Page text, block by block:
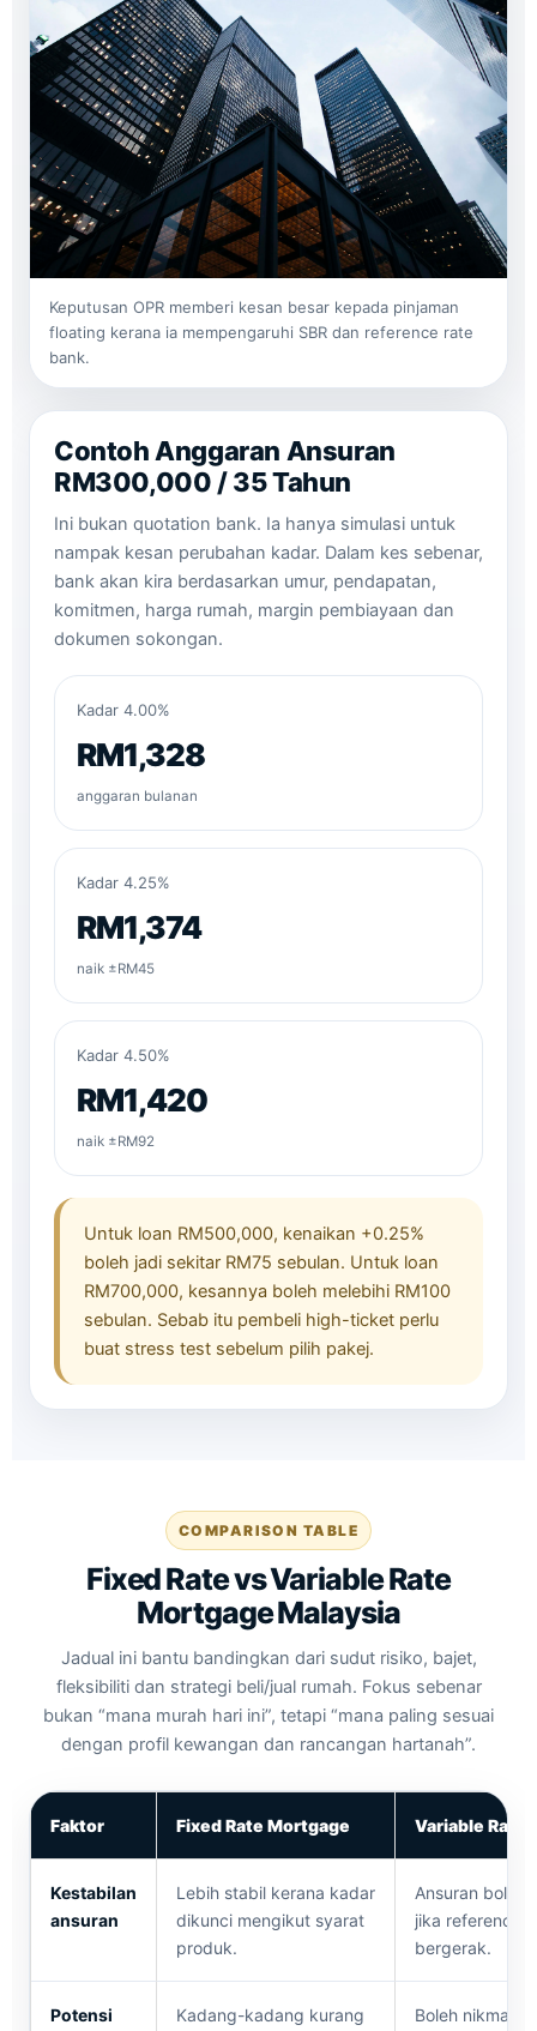
Keputusan OPR memberi kesan besar kepada pinjaman
floating kerana ia mempengaruhi SBR dan reference rate
bank.
Contoh Anggaran Ansuran
RM300,000 / 35 Tahun
Ini bukan quotation bank. Ia hanya simulasi untuk
nampak kesan perubahan kadar. Dalam kes sebenar,
bank akan kira berdasarkan umur, pendapatan,
komitmen, harga rumah, margin pembiayaan dan
dokumen sokongan.
Kadar 4.00%
RM1,328
anggaran bulanan
Kadar 4.25%
RM1,374
naik ±RM45
Kadar 4.50%
RM1,420
naik ±RM92
Untuk loan RM500,000, kenaikan +0.25%
boleh jadi sekitar RM75 sebulan. Untuk loan
RM700,000, kesannya boleh melebihi RM100
sebulan. Sebab itu pembeli high-ticket perlu
buat stress test sebelum pilih pakej.
COMPARISON TABLE
Fixed Rate vs Variable Rate
Mortgage Malaysia
Jadual ini bantu bandingkan dari sudut risiko, bajet,
fleksibiliti dan strategi beli/jual rumah. Fokus sebenar
bukan “mana murah hari ini”, tetapi “mana paling sesuai
dengan profil kewangan dan rancangan hartanah”.
Faktor Fixed Rate Mortgage Variable Rate
Kestabilan
ansuran
Lebih stabil kerana kadar
dikunci mengikut syarat
produk.
Ansuran boleh
jika reference
bergerak.
Potensi
Kadang-kadang kurang
Boleh nikmat